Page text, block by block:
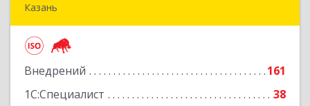
Казань
Внедрений
161
1С:Специалист
38
Подробнее